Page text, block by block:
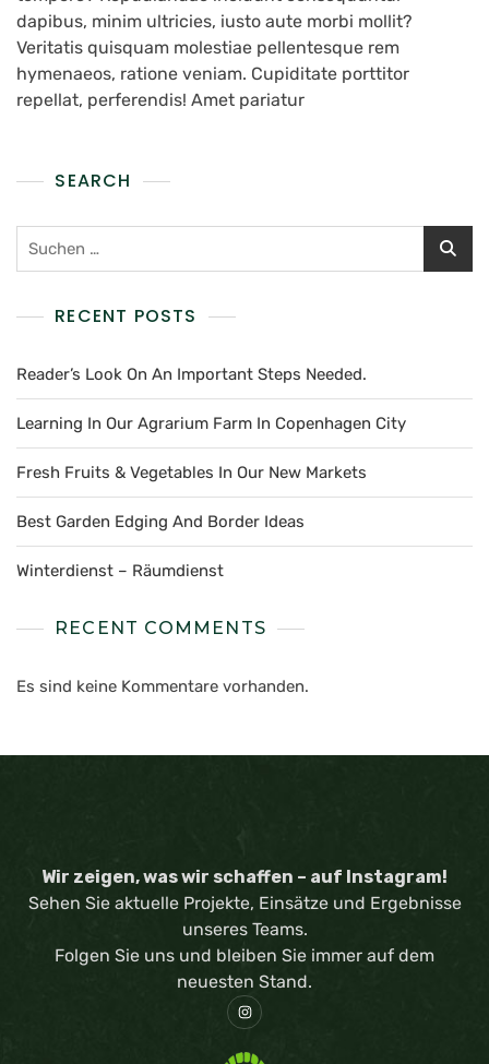
dapibus, minim ultricies, iusto aute morbi mollit?
Veritatis quisquam molestiae pellentesque rem
hymenaeos, ratione veniam. Cupiditate porttitor
repellat, perferendis! Amet pariatur
SEARCH
RECENT POSTS
Reader’s Look On An Important Steps Needed.
Learning In Our Agrarium Farm In Copenhagen City
Fresh Fruits & Vegetables In Our New Markets
Best Garden Edging And Border Ideas
Winterdienst – Räumdienst
RECENT COMMENTS
Es sind keine Kommentare vorhanden.
Wir zeigen, was wir schaffen – auf Instagram!
Sehen Sie aktuelle Projekte, Einsätze und Ergebnisse
unseres Teams.
Folgen Sie uns und bleiben Sie immer auf dem
neuesten Stand.